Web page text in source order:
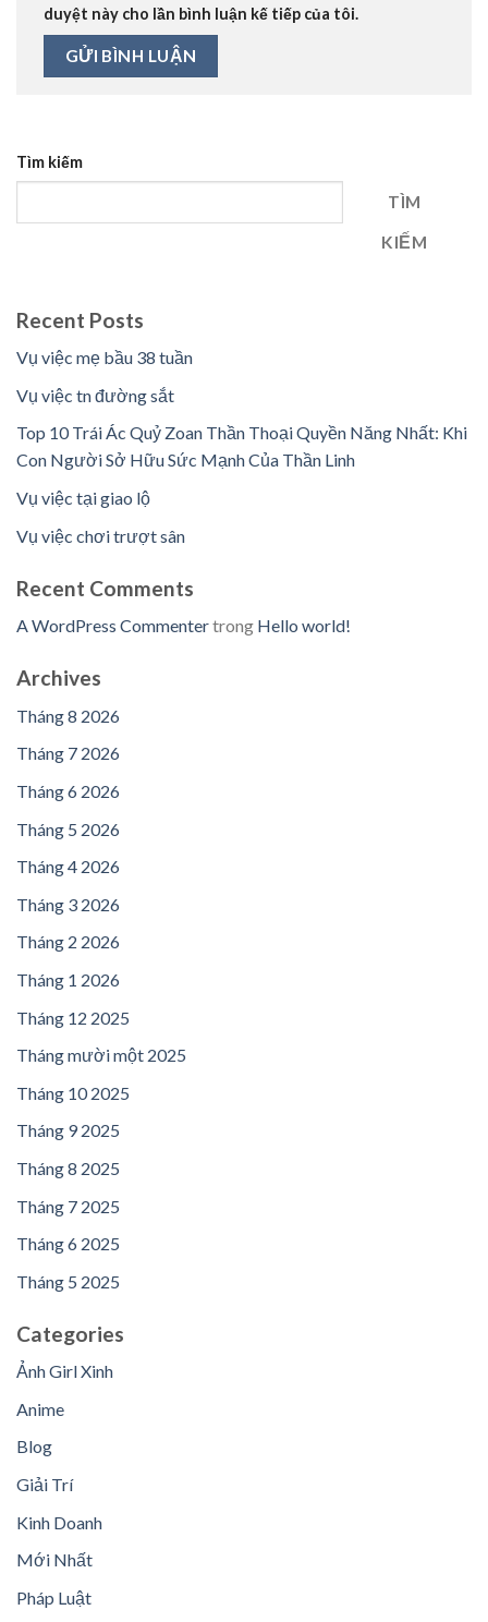
duyệt này cho lần bình luận kế tiếp của tôi.
Tìm kiếm
TÌM
KIẾM
Recent Posts
Vụ việc mẹ bầu 38 tuần
Vụ việc tn đường sắt
Top 10 Trái Ác Quỷ Zoan Thần Thoại Quyền Năng Nhất: Khi
Con Người Sở Hữu Sức Mạnh Của Thần Linh
Vụ việc tại giao lộ
Vụ việc chơi trượt sân
Recent Comments
A WordPress Commentertrong Hello world!
Archives
Tháng 8 2026
Tháng 7 2026
Tháng 6 2026
Tháng 5 2026
Tháng 4 2026
Tháng 3 2026
Tháng 2 2026
Tháng 1 2026
Tháng 12 2025
Tháng mười một 2025
Tháng 10 2025
Tháng 9 2025
Tháng 8 2025
Tháng 7 2025
Tháng 6 2025
Tháng 5 2025
Categories
Ảnh Girl Xinh
Anime
Blog
Giải Trí
Kinh Doanh
Mới Nhất
Pháp Luật